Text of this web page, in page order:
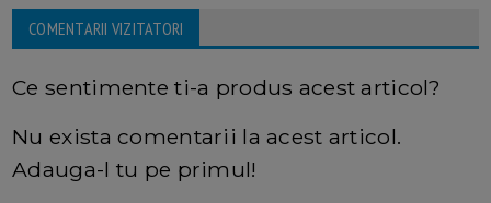
COMENTARII VIZITATORI
Ce sentimente ti-a produs acest articol?
Nu exista comentarii la acest articol.
Adauga-l tu pe primul!